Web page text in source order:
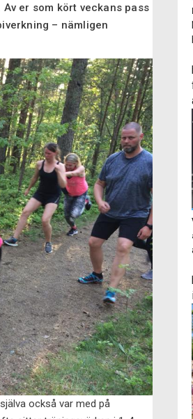
er som kört veckans pass
– nämligen
också var med på